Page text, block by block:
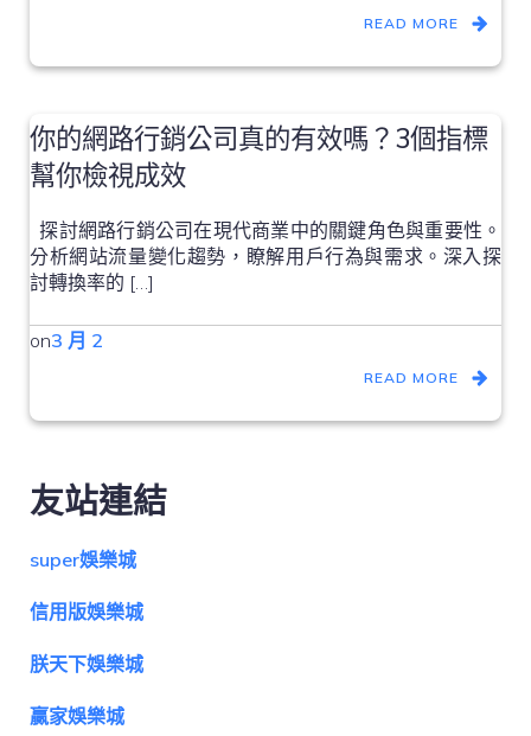
READ MORE
你的網路行銷公司真的有效嗎？3個指標
幫你檢視成效
探討網路行銷公司在現代商業中的關鍵角色與重要性。
分析網站流量變化趨勢，瞭解用戶行為與需求。深入探
討轉換率的 […]
on3 月 2
READ MORE
友站連結
super娛樂城
信用版娛樂城
朕天下娛樂城
贏家娛樂城